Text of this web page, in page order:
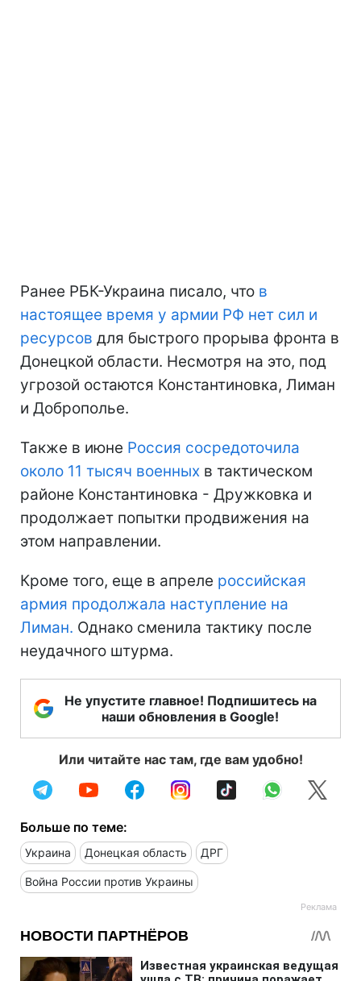
Ранее РБК-Украина писало, что в
настоящее время у армии РФ нет сил и
ресурсов для быстрого прорыва фронта в
Донецкой области. Несмотря на это, под
угрозой остаются Константиновка, Лиман
и Доброполье.
Также в июне Россия сосредоточила
около 11 тысяч военных в тактическом
районе Константиновка - Дружковка и
продолжает попытки продвижения на
этом направлении.
Кроме того, еще в апреле российская
армия продолжала наступление на
Лиман. Однако сменила тактику после
неудачного штурма.
Не упустите главное! Подпишитесь на
наши обновления в Google!
Или читайте нас там, где вам удобно!
Больше по теме:
Украина Донецкая область ДРГ
Война России против Украины